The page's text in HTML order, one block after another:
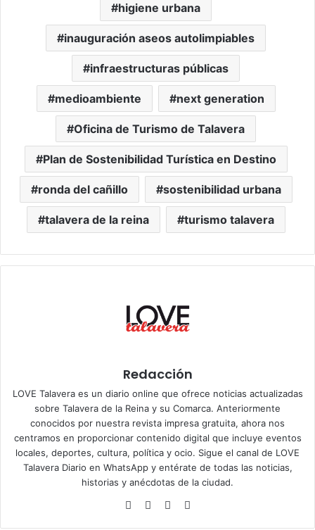
higiene urbana
inauguración aseos autolimpiables
infraestructuras públicas
medioambiente next generation
Oficina de Turismo de Talavera
Plan de Sostenibilidad Turística en Destino
ronda del cañillo sostenibilidad urbana
talavera de la reina turismo talavera
Redacción
LOVE Talavera es un diario online que ofrece noticias actualizadas
sobre Talavera de la Reina y su Comarca. Anteriormente
conocidos por nuestra revista impresa gratuita, ahora nos
centramos en proporcionar contenido digital que incluye eventos
locales, deportes, cultura, política y ocio. Sigue el canal de LOVE
Talavera Diario en WhatsAppy entérate de todas las noticias,
historias y anécdotas de la ciudad.
Siti
Fa
X